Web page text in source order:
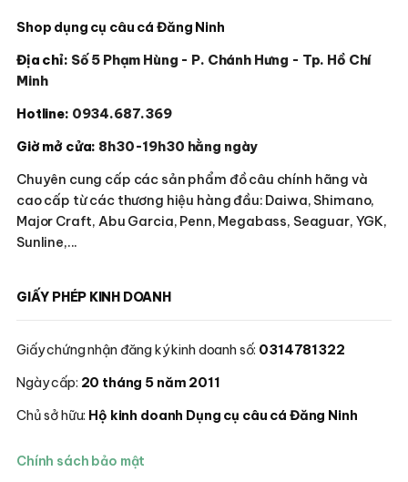
Shop dụng cụ câu cá Đăng Ninh
Địa chỉ: Số 5 Phạm Hùng - P. Chánh Hưng - Tp. Hồ Chí
Minh
Hotline: 0934.687.369
Giờ mở cửa: 8h30-19h30 hằng ngày
Chuyên cung cấp các sản phẩm đồ câu chính hãng và
cao cấp từ các thương hiệu hàng đầu: Daiwa, Shimano,
Major Craft, Abu Garcia, Penn, Megabass, Seaguar, YGK,
Sunline,...
GIẤY PHÉP KINH DOANH
Giấy chứng nhận đăng ký kinh doanh số: 0314781322
Ngày cấp: 20 tháng 5 năm 2011
Chủ sở hữu: Hộ kinh doanh Dụng cụ câu cá Đăng Ninh
Chính sách bảo mật